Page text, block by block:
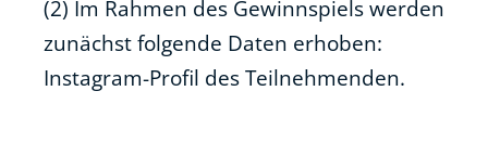
(2) Im Rahmen des Gewinnspiels werden
zunächst folgende Daten erhoben:
Instagram-Profil des Teilnehmenden.